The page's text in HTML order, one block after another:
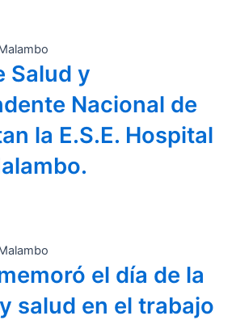
Salud y
Nacional de
la E.S.E. Hospital
el día de la
salud en el trabajo